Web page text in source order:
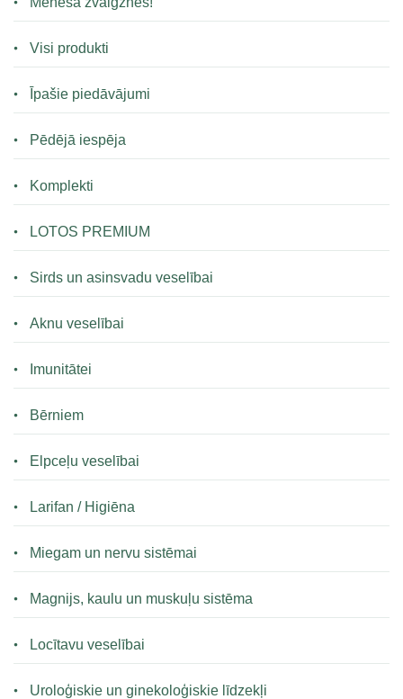
Visi produkti
Īpašie piedāvājumi
Pēdējā iespēja
Komplekti
LOTOS PREMIUM
Sirds un asinsvadu veselībai
Aknu veselībai
Imunitātei
Bērniem
Elpceļu veselībai
Larifan / Higiēna
Miegam un nervu sistēmai
Magnijs, kaulu un muskuļu sistēma
Locītavu veselībai
Uroloģiskie un ginekoloģiskie līdzekļi